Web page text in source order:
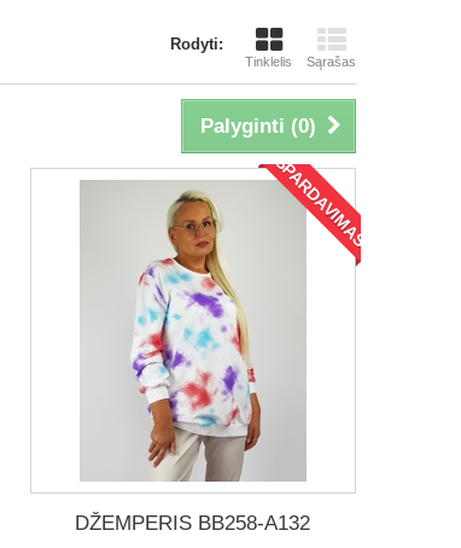
Rodyti:
Tinklelis Sąrašas
Palyginti (0)
IŠPARDAVIMAS!
DŽEMPERIS BB258-A132